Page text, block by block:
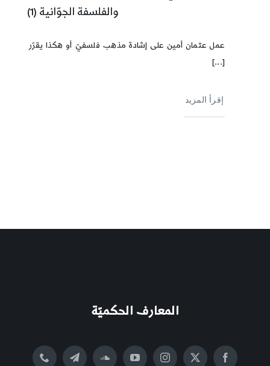
والفلسفة الجوّانية (1)
عمل عثمان أمين على إشادة مذهب فلسفيّ أو هكذا يقرّر
[...]
إقرأ المزيد
المعارف الحكميّة